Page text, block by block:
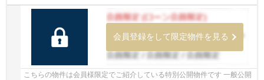
会員登録をして限定物件を見る
こちらの物件は会員様限定でご紹介している特別公開物件です 一般公開